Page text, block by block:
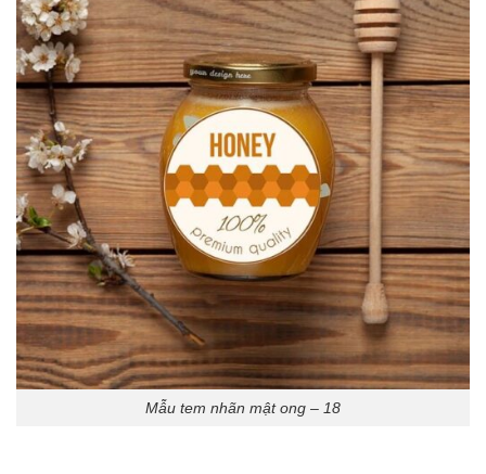
Mẫu tem nhãn mật ong – 18